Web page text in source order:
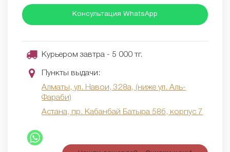
Консультация WhatsApp
Курьером завтра - 5 000 тг.
Пункты выдачи:
Алматы, ул. Навои, 328а, (ниже ул. Аль-
Фараби)
Астана, пр. Кабанбай Батыра 58б, корпус 7